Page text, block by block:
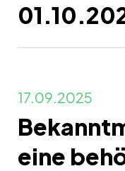
17.09.2025
eine